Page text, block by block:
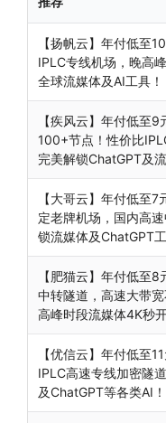
【扬帆云】年付低至
IPLC专线机场，晚高
全球流媒体及AI工具！
【疾风云】年付低至
100+节点！性价比
完美解锁ChatGPT及流
【大哥云】年付低至
定老牌机场，国内高
锁流媒体及ChatGPT工
【肥猫云】年付低至
中转隧道，高速大带宽
高峰时段流媒体4K秒开
【优信云】年付低至
IPLC高速专线加密隧
及ChatGPT等各类AI！